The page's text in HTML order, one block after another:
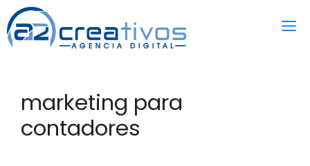
Saltar
al
contenido
marketing para
contadores